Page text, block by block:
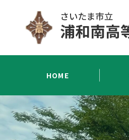
HOME